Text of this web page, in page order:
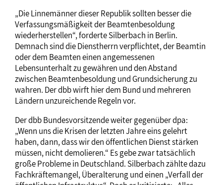
„Die Linnemänner dieser Republik sollten besser die
Verfassungsmäßigkeit der Beamtenbesoldung
wiederherstellen“, forderte Silberbach in Berlin.
Demnach sind die Dienstherrn verpflichtet, der Beamtin
oder dem Beamten einen angemessenen
Lebensunterhalt zu gewähren und den Abstand
zwischen Beamtenbesoldung und Grundsicherung zu
wahren. Der dbb wirft hier dem Bund und mehreren
Ländern unzureichende Regeln vor.
Der dbb Bundesvorsitzende weiter gegenüber dpa:
„Wenn uns die Krisen der letzten Jahre eins gelehrt
haben, dann, dass wir den öffentlichen Dienst stärken
müssen, nicht demolieren.“ Es gebe zwar tatsächlich
große Probleme in Deutschland. Silberbach zählte dazu
Fachkräftemangel, Überalterung und einen „Verfall der